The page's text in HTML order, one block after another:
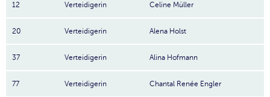
12 Verteidigerin Celine Müller
20 Verteidigerin Alena Holst
37 Verteidigerin Alina Hofmann
77 Verteidigerin Chantal Renée Engler